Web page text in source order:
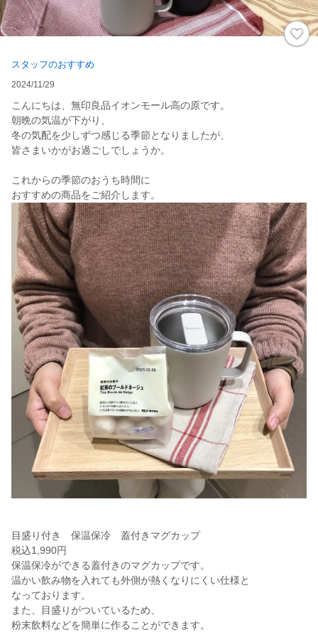
スタッフのおすすめ
2024/11/29
こんにちは、無印良品イオンモール高の原です。
朝晩の気温が下がり、
冬の気配を少しずつ感じる季節となりましたが、
皆さまいかがお過ごしでしょうか。
これからの季節のおうち時間に
おすすめの商品をご紹介します。
目盛り付き 保温保冷 蓋付きマグカップ
税込1,990円
保温保冷ができる蓋付きのマグカップです。
温かい飲み物を入れても外側が熱くなりにくい仕様と
なっております。
また、目盛りがついているため、
粉末飲料などを簡単に作ることができます。